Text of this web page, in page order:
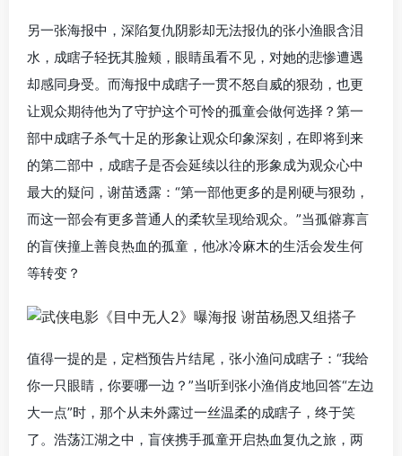
另一张海报中，深陷复仇阴影却无法报仇的张小渔眼含泪
水，成瞎子轻抚其脸颊，眼睛虽看不见，对她的悲惨遭遇
却感同身受。而海报中成瞎子一贯不怒自威的狠劲，也更
让观众期待他为了守护这个可怜的孤童会做何选择？第一
部中成瞎子杀气十足的形象让观众印象深刻，在即将到来
的第二部中，成瞎子是否会延续以往的形象成为观众心中
最大的疑问，谢苗透露：“第一部他更多的是刚硬与狠劲，
而这一部会有更多普通人的柔软呈现给观众。”当孤僻寡言
的盲侠撞上善良热血的孤童，他冰冷麻木的生活会发生何
等转变？
值得一提的是，定档预告片结尾，张小渔问成瞎子：“我给
你一只眼睛，你要哪一边？”当听到张小渔俏皮地回答“左边
大一点”时，那个从未外露过一丝温柔的成瞎子，终于笑
了。浩荡江湖之中，盲侠携手孤童开启热血复仇之旅，两